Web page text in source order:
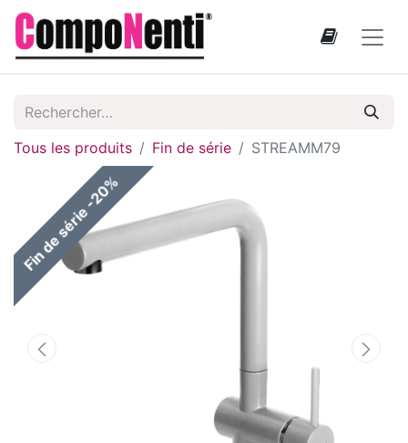
Tous les produits Fin de série STREAMM79
Fin de série -20%